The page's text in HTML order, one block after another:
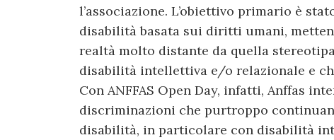
l’associazione. L’obiettivo primario è
disabilità basata sui diritti umani,
realtà molto distante da quella
disabilità intellettiva e/o relazionale e
Con ANFFAS Open Day, infatti, Anffas
discriminazioni che purtroppo
disabilità, in particolare con disabilità